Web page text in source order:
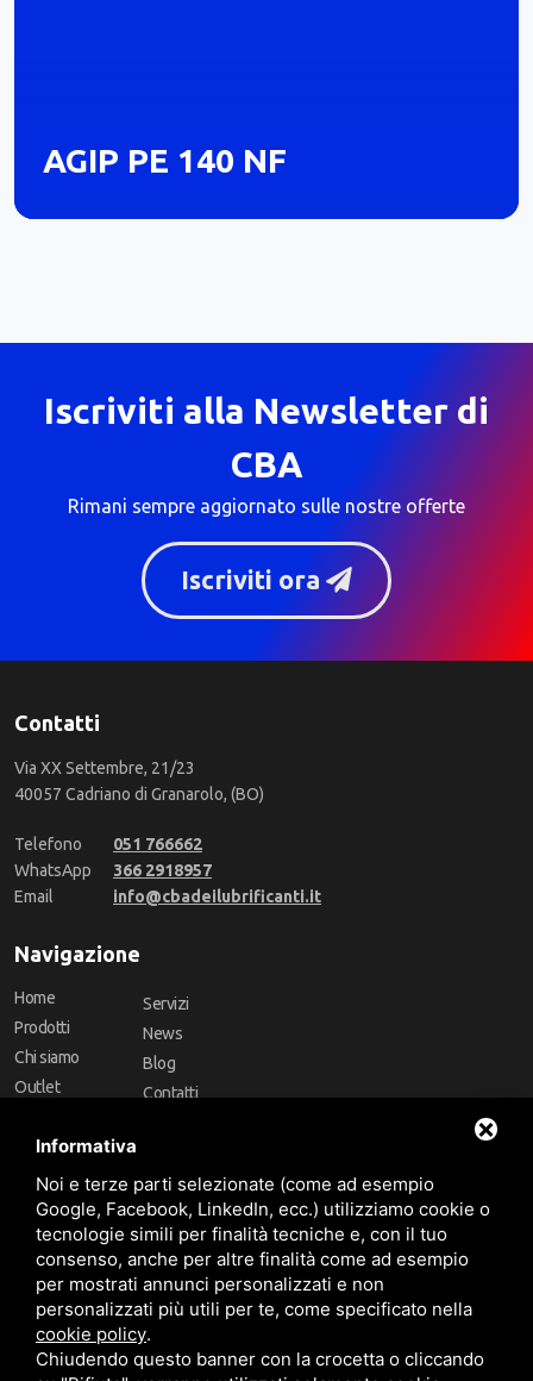
AGIP PE 140 NF
Iscriviti alla Newsletter di
CBA
Rimani sempre aggiornato sulle nostre offerte
Iscriviti ora
Contatti
Via XX Settembre, 21/23
40057 Cadriano di Granarolo, (BO)
Telefono
051 766662
WhatsApp
366 2918957
Email
info@cbadeilubrificanti.it
Navigazione
Home
Prodotti
Chi siamo
Outlet
Marchi
Servizi
News
Blog
Contatti
Follow Us
Area riservata
Informativa
Noi e terze parti selezionate (come ad esempio
Google, Facebook, LinkedIn, ecc.) utilizziamo cookie o
tecnologie simili per finalità tecniche e, con il tuo
consenso, anche per altre finalità come ad esempio
per mostrati annunci personalizzati e non
personalizzati più utili per te, come specificato nella
cookie policy.
Chiudendo questo banner con la crocetta o cliccando